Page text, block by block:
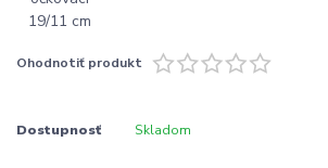
Ohodnotiť produkt
Dostupnosť Skladom